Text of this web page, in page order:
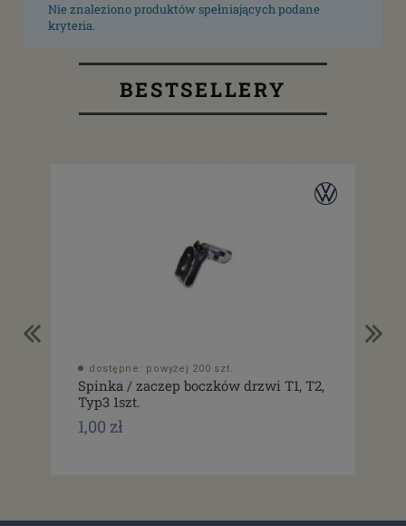
Nie znaleziono produktów spełniających podane
kryteria.
BESTSELLERY
dostępne: powyżej 200 szt.
Spinka / zaczep boczków drzwi T1, T2,
Typ3 1szt.
1,00 zł